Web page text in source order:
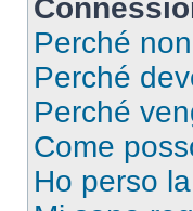
Perché
Perché
Perché
Come
Ho perso